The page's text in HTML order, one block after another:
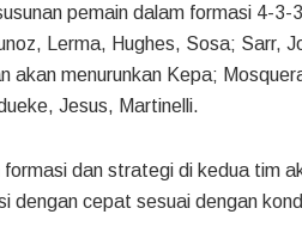
pemain dalam formasi 4-
Lerma, Hughes, Sosa; Sarr,
akan menurunkan Kepa;
Jesus, Martinelli.
formasi dan strategi di kedua tim
dengan cepat sesuai dengan